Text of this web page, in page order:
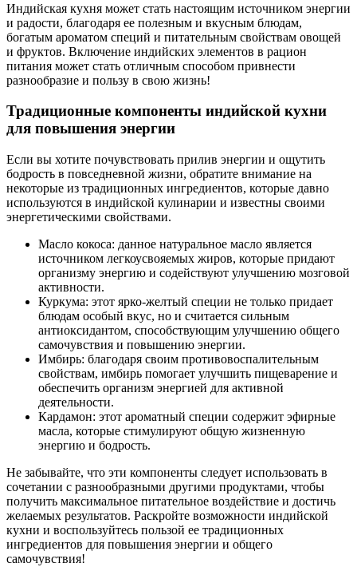
Индийская кухня может стать настоящим источником энергии
и радости, благодаря ее полезным и вкусным блюдам,
богатым ароматом специй и питательным свойствам овощей
и фруктов. Включение индийских элементов в рацион
питания может стать отличным способом привнести
разнообразие и пользу в свою жизнь!
Традиционные компоненты индийской кухни
для повышения энергии
Если вы хотите почувствовать прилив энергии и ощутить
бодрость в повседневной жизни, обратите внимание на
некоторые из традиционных ингредиентов, которые давно
используются в индийской кулинарии и известны своими
энергетическими свойствами.
Масло кокоса: данное натуральное масло является
источником легкоусвояемых жиров, которые придают
организму энергию и содействуют улучшению мозговой
активности.
Куркума: этот ярко-желтый специи не только придает
блюдам особый вкус, но и считается сильным
антиоксидантом, способствующим улучшению общего
самочувствия и повышению энергии.
Имбирь: благодаря своим противовоспалительным
свойствам, имбирь помогает улучшить пищеварение и
обеспечить организм энергией для активной
деятельности.
Кардамон: этот ароматный специи содержит эфирные
масла, которые стимулируют общую жизненную
энергию и бодрость.
Не забывайте, что эти компоненты следует использовать в
сочетании с разнообразными другими продуктами, чтобы
получить максимальное питательное воздействие и достичь
желаемых результатов. Раскройте возможности индийской
кухни и воспользуйтесь пользой ее традиционных
ингредиентов для повышения энергии и общего
самочувствия!